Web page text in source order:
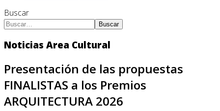
Buscar
Buscar
Noticias Area Cultural
Presentación de las propuestas
FINALISTAS a los Premios
ARQUITECTURA 2026